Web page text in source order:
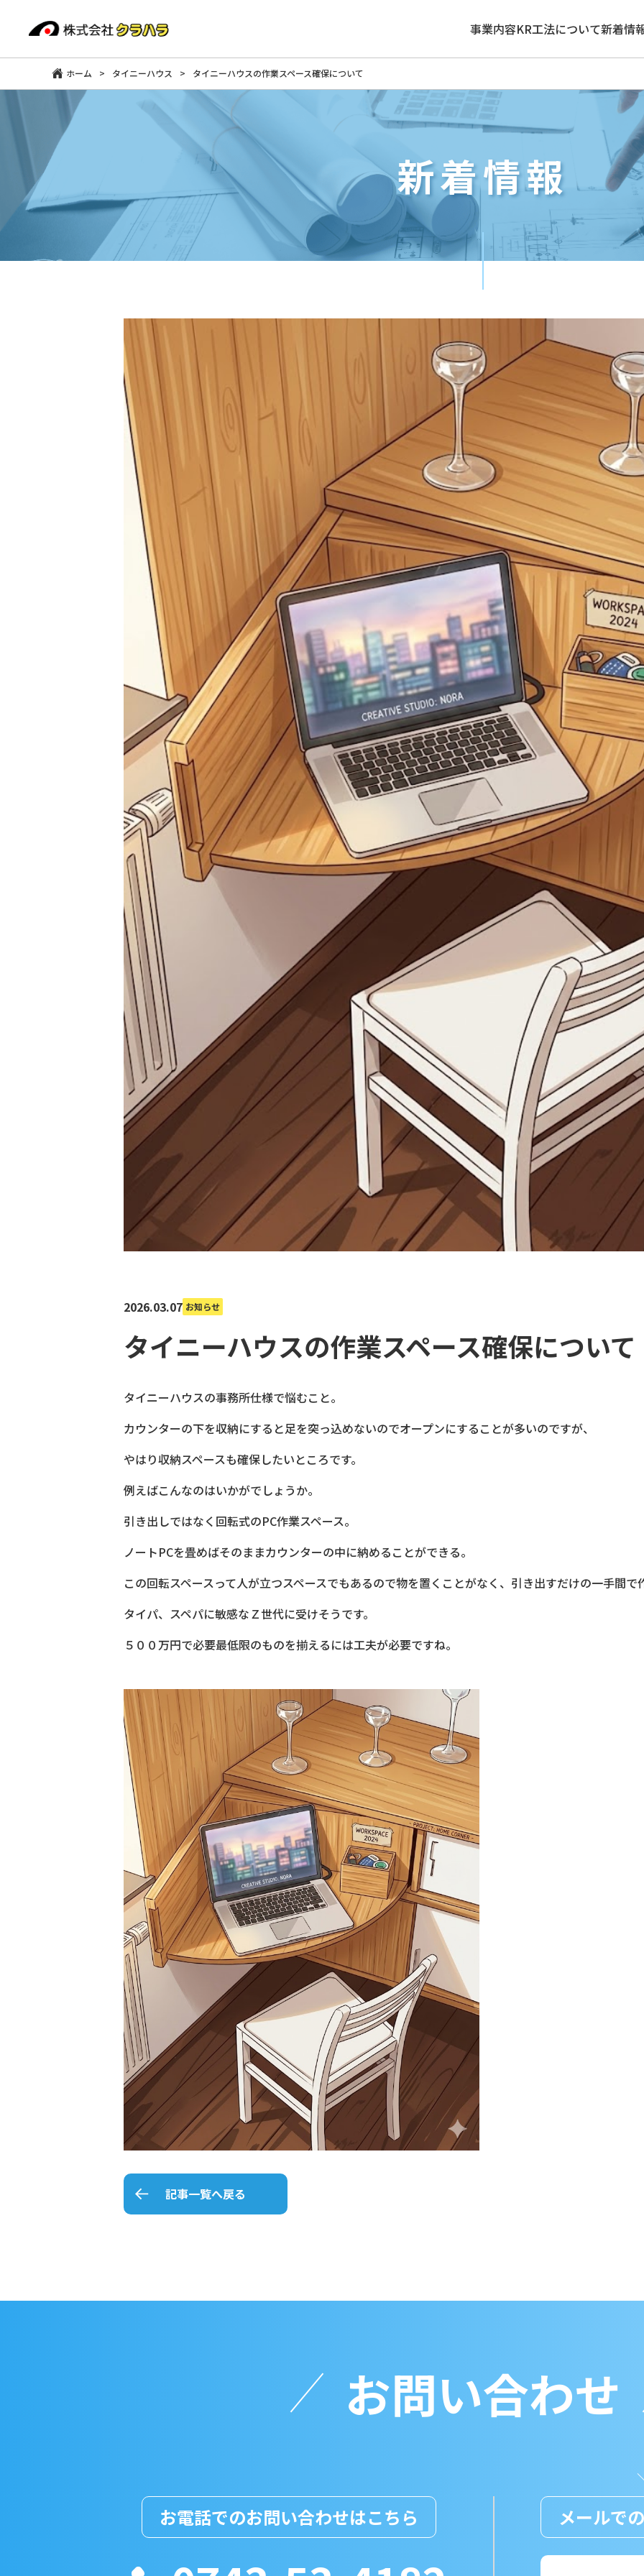
事業内容KR工法について新着情
ホーム > タイニーハウス > タイニーハウスの作業スペース確保について
新着情報
2026.03.07 お知らせ
タイニーハウスの作業スペース確保について
タイニーハウスの事務所仕様で悩むこと。
カウンターの下を収納にすると足を突っ込めないのでオープンにすることが多いのですが、
やはり収納スペースも確保したいところです。
例えばこんなのはいかがでしょうか。
引き出しではなく回転式のPC作業スペース。
ノートPCを畳めばそのままカウンターの中に納めることができる。
この回転スペースって人が立つスペースでもあるので物を置くことがなく、引き出すだけの一手間で
タイパ、スペパに敏感なＺ世代に受けそうです。
５００万円で必要最低限のものを揃えるには工夫が必要ですね。
記事一覧へ戻る
お問い合わせ
お電話でのお問い合わせはこちら メールで